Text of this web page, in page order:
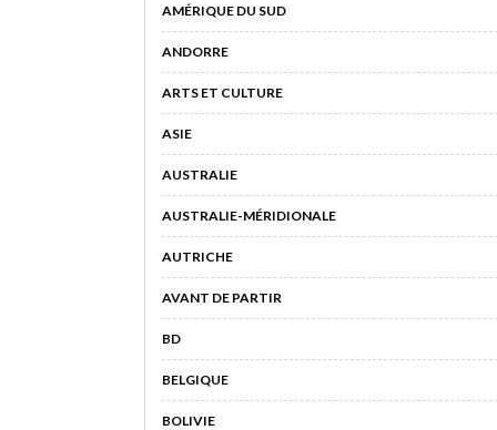
AMÉRIQUE DU SUD
ANDORRE
ARTS ET CULTURE
ASIE
AUSTRALIE
AUSTRALIE-MÉRIDIONALE
AUTRICHE
AVANT DE PARTIR
BD
BELGIQUE
BOLIVIE